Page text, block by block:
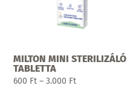
MILTON MINI STERILIZÁLÓ
TABLETTA
600 Ft – 3.000 FtÁrtartomány: